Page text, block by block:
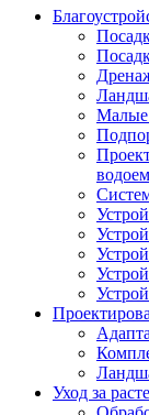
Малые
Уход за